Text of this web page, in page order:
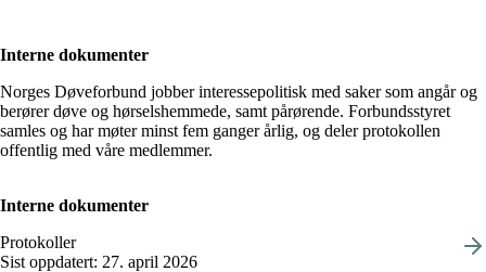
Interne dokumenter
Norges Døveforbund jobber interessepolitisk med saker som angår og
berører døve og hørselshemmede, samt pårørende. Forbundsstyret
samles og har møter minst fem ganger årlig, og deler protokollen
offentlig med våre medlemmer.
Interne dokumenter
Protokoller
Sist oppdatert: 27. april 2026